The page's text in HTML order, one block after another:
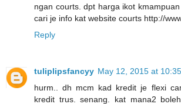
ngan courts. dpt harga ikot
cari je info kat website courts http://
Reply
tuliplipsfancyy May 12, 2015 at
hurm.. dh mcm kad kredit je flexi
kredit trus. senang. kat mana2